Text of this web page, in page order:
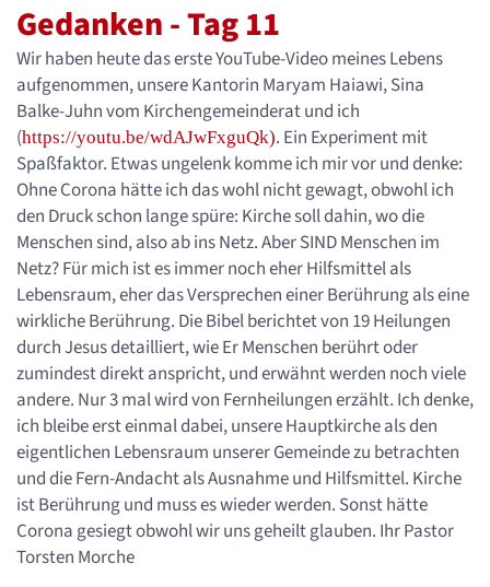
Gedanken - Tag 11
Wir haben heute das erste YouTube-Video meines Lebens
aufgenommen, unsere Kantorin Maryam Haiawi, Sina
Balke-Juhn vom Kirchengemeinderat und ich
(https://youtu.be/wdAJwFxguQk). Ein Experiment mit
Spaßfaktor. Etwas ungelenk komme ich mir vor und denke:
Ohne Corona hätte ich das wohl nicht gewagt, obwohl ich
den Druck schon lange spüre: Kirche soll dahin, wo die
Menschen sind, also ab ins Netz. Aber SIND Menschen im
Netz? Für mich ist es immer noch eher Hilfsmittel als
Lebensraum, eher das Versprechen einer Berührung als eine
wirkliche Berührung. Die Bibel berichtet von 19 Heilungen
durch Jesus detailliert, wie Er Menschen berührt oder
zumindest direkt anspricht, und erwähnt werden noch viele
andere. Nur 3 mal wird von Fernheilungen erzählt. Ich denke,
ich bleibe erst einmal dabei, unsere Hauptkirche als den
eigentlichen Lebensraum unserer Gemeinde zu betrachten
und die Fern-Andacht als Ausnahme und Hilfsmittel. Kirche
ist Berührung und muss es wieder werden. Sonst hätte
Corona gesiegt obwohl wir uns geheilt glauben. Ihr Pastor
Torsten Morche